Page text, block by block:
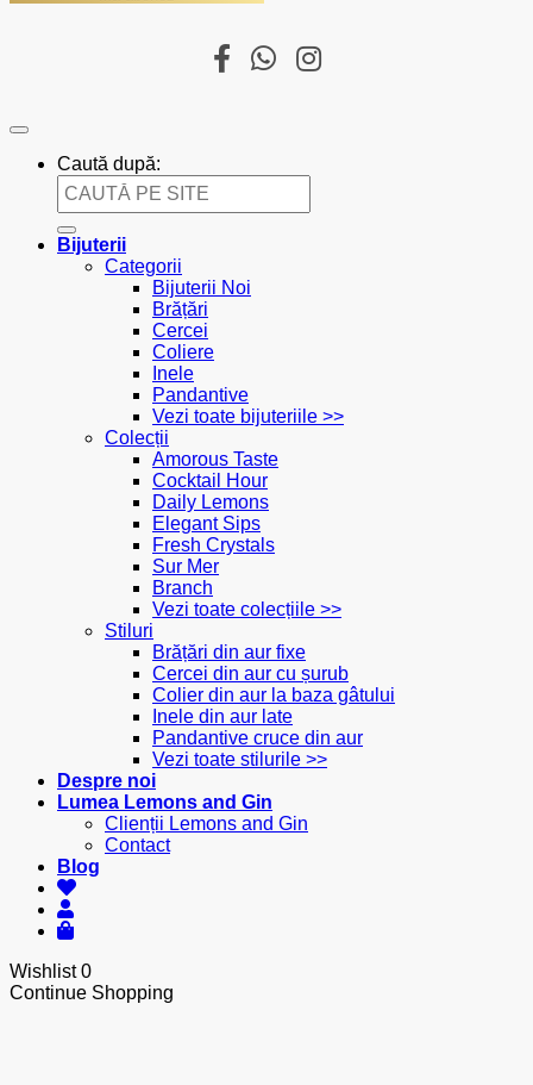
Caută după:
Bijuterii
Categorii
Bijuterii Noi
Brățări
Cercei
Coliere
Inele
Pandantive
Vezi toate bijuteriile >>
Colecții
Amorous Taste
Cocktail Hour
Daily Lemons
Elegant Sips
Fresh Crystals
Sur Mer
Branch
Vezi toate colecțiile >>
Stiluri
Brățări din aur fixe
Cercei din aur cu șurub
Colier din aur la baza gâtului
Inele din aur late
Pandantive cruce din aur
Vezi toate stilurile >>
Despre noi
Lumea Lemons and Gin
Clienții Lemons and Gin
Contact
Blog
Wishlist0
Continue Shopping